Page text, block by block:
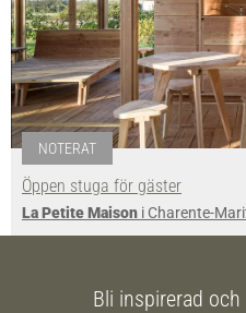
NOTERAT
Öppen stuga för gäster
La Petite Maison i Charente-
Bli inspirerad